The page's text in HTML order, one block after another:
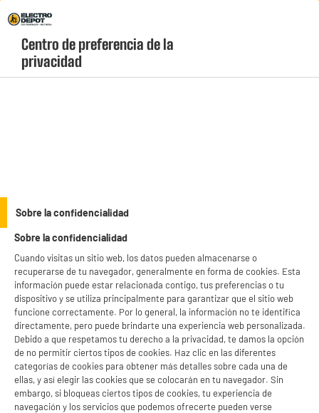
Menú
geolocation-header-icon-text
account
surtidos
Centro de preferencia de la
privacidad
Sobre la confidencialidad
Sobre la confidencialidad
Cuando visitas un sitio web, los datos pueden almacenarse o
recuperarse de tu navegador, generalmente en forma de cookies. Esta
información puede estar relacionada contigo, tus preferencias o tu
dispositivo y se utiliza principalmente para garantizar que el sitio web
funcione correctamente. Por lo general, la información no te identifica
directamente, pero puede brindarte una experiencia web personalizada.
Debido a que respetamos tu derecho a la privacidad, te damos la opción
de no permitir ciertos tipos de cookies. Haz clic en las diferentes
categorías de cookies para obtener más detalles sobre cada una de
ellas, y así elegir las cookies que se colocarán en tu navegador. Sin
embargo, si bloqueas ciertos tipos de cookies, tu experiencia de
navegación y los servicios que podemos ofrecerte pueden verse